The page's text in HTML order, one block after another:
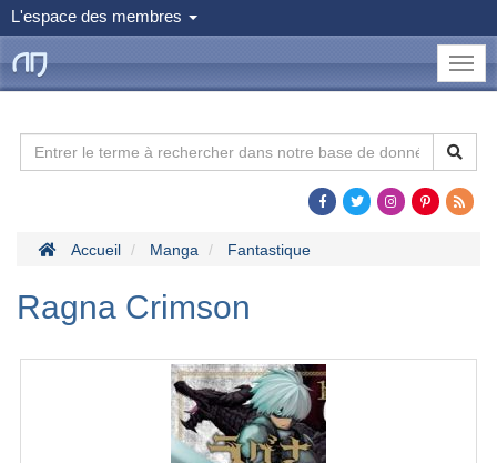
L'espace des membres
le
Dojo
Accueil Manga Fantastique
Ragna Crimson